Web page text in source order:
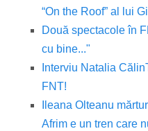
“On the Roof” al lui
Două spectacole în
cu bine..."
Interviu Natalia Călin
FNT!
Ileana Olteanu
Afrim e un tren care